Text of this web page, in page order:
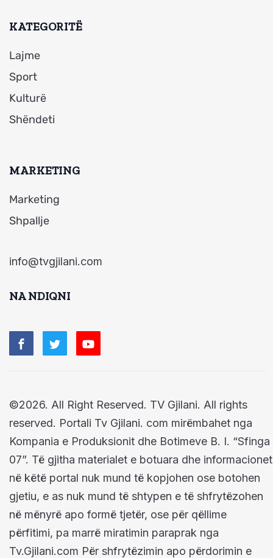
KATEGORITË
Lajme
Sport
Kulturë
Shëndeti
MARKETING
Marketing
Shpallje
info@tvgjilani.com
NA NDIQNI
©2026. All Right Reserved. TV Gjilani. All rights
reserved. Portali Tv Gjilani. com mirëmbahet nga
Kompania e Produksionit dhe Botimeve B. I. “Sfinga
07”. Të gjitha materialet e botuara dhe informacionet
në këtë portal nuk mund të kopjohen ose botohen
gjetiu, e as nuk mund të shtypen e të shfrytëzohen
në mënyrë apo formë tjetër, ose për qëllime
përfitimi, pa marrë miratimin paraprak nga
Tv.Gjilani.com Për shfrytëzimin apo përdorimin e